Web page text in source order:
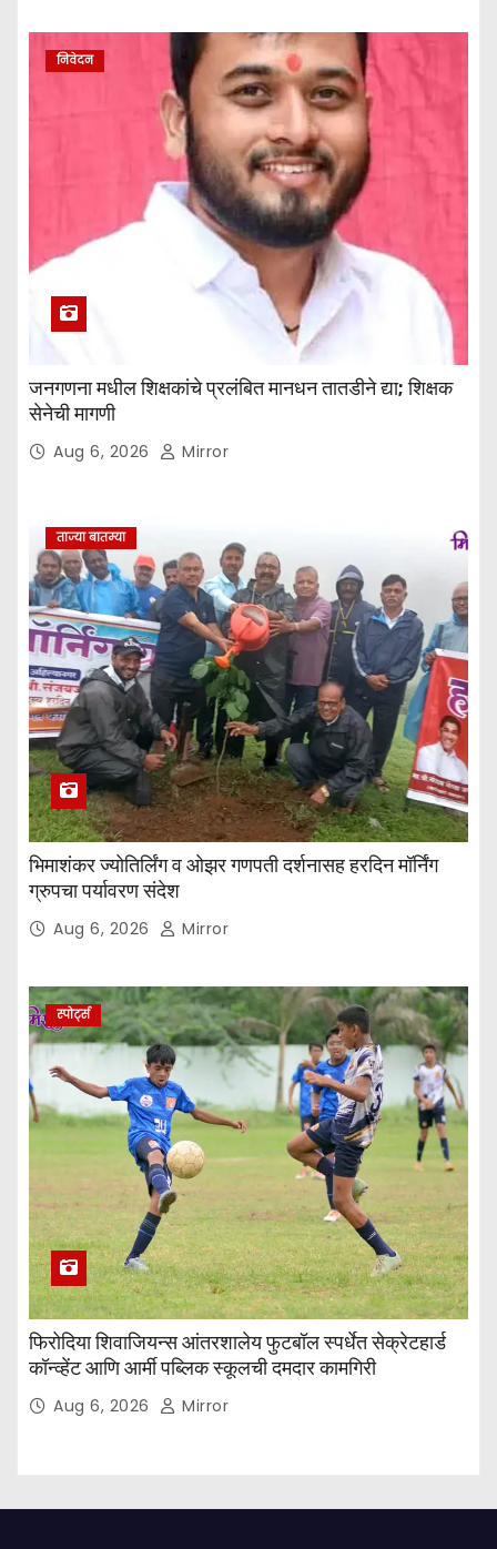
निवेदन
जनगणना मधील शिक्षकांचे प्रलंबित मानधन तातडीने द्या; शिक्षक
सेनेची मागणी
Aug 6, 2026 Mirror
ताज्या बातम्या
भिमाशंकर ज्योतिर्लिंग व ओझर गणपती दर्शनासह हरदिन मॉर्निंग
ग्रुपचा पर्यावरण संदेश
Aug 6, 2026 Mirror
स्पोर्ट्स
फिरोदिया शिवाजियन्स आंतरशालेय फुटबॉल स्पर्धेत सेक्रेटहार्ड
कॉन्व्हेंट आणि आर्मी पब्लिक स्कूलची दमदार कामगिरी
Aug 6, 2026 Mirror